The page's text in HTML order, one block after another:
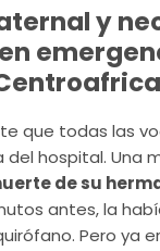
y
que todas las
del hospital. Una
de su
antes, la
Pero ya